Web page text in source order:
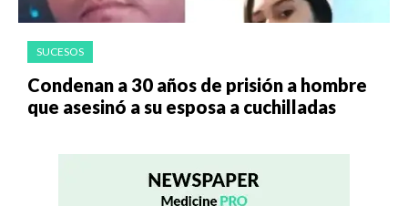
SUCESOS
Condenan a 30 años de prisión a hombre
que asesinó a su esposa a cuchilladas